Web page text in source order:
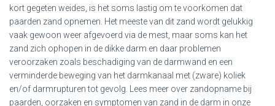
kort gegeten weides, is het soms lastig om te voorkomen dat
paarden zand opnemen. Het meeste van dit zand wordt gelukkig
vaak gewoon weer afgevoerd via de mest, maar soms kan het
zand zich ophopen in de dikke darm en daar problemen
veroorzaken zoals beschadiging van de darmwand en een
verminderde beweging van het darmkanaal met (zware) koliek
en/of darmrupturen tot gevolg. Lees meer over zandopname bij
paarden, oorzaken en symptomen van zand in de darm in onze